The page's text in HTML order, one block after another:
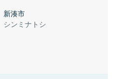
新湊市
シンミナトシ